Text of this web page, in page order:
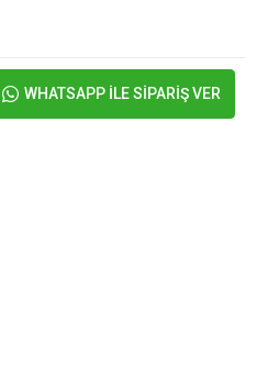
WHATSAPP İLE SİPARİŞ VER